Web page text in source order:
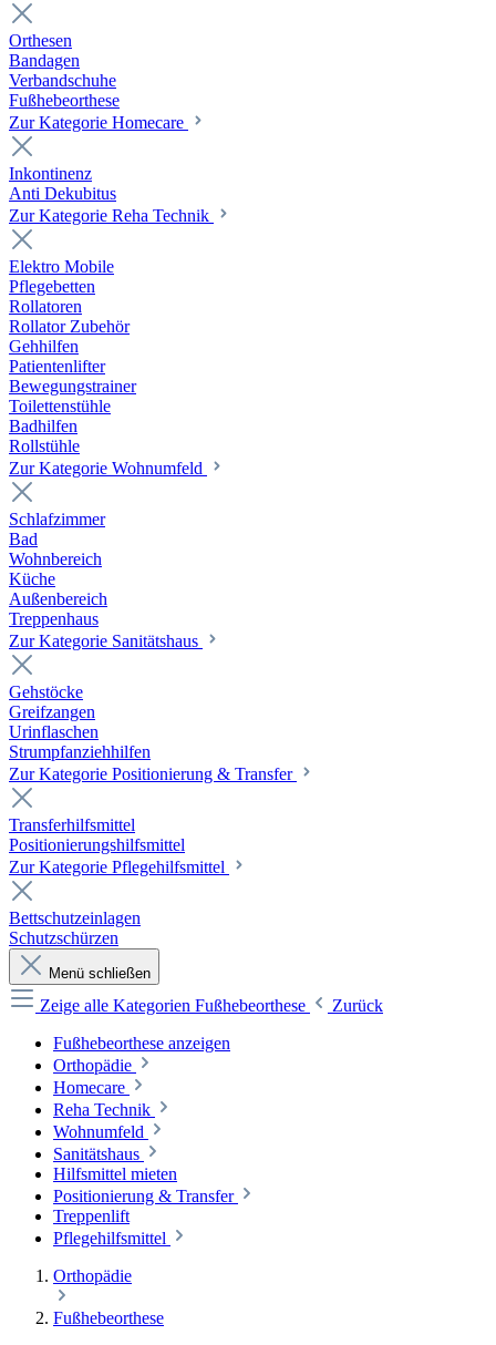
Orthesen
Bandagen
Verbandschuhe
Fußhebeorthese
Zur Kategorie Homecare
Inkontinenz
Anti Dekubitus
Zur Kategorie Reha Technik
Elektro Mobile
Pflegebetten
Rollatoren
Rollator Zubehör
Gehhilfen
Patientenlifter
Bewegungstrainer
Toilettenstühle
Badhilfen
Rollstühle
Zur Kategorie Wohnumfeld
Schlafzimmer
Bad
Wohnbereich
Küche
Außenbereich
Treppenhaus
Zur Kategorie Sanitätshaus
Gehstöcke
Greifzangen
Urinflaschen
Strumpfanziehhilfen
Zur Kategorie Positionierung & Transfer
Transferhilfsmittel
Positionierungshilfsmittel
Zur Kategorie Pflegehilfsmittel
Bettschutzeinlagen
Schutzschürzen
Menü schließen
Zeige alle Kategorien Fußhebeorthese
Zurück
Fußhebeorthese anzeigen
Orthopädie
Homecare
Reha Technik
Wohnumfeld
Sanitätshaus
Hilfsmittel mieten
Positionierung & Transfer
Treppenlift
Pflegehilfsmittel
Orthopädie
Fußhebeorthese